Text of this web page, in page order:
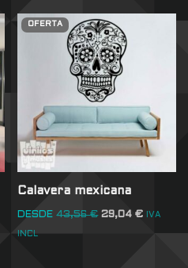
OFERTA
Calavera mexicana
DESDE 43,56€ 29,04€ IVA
INCL